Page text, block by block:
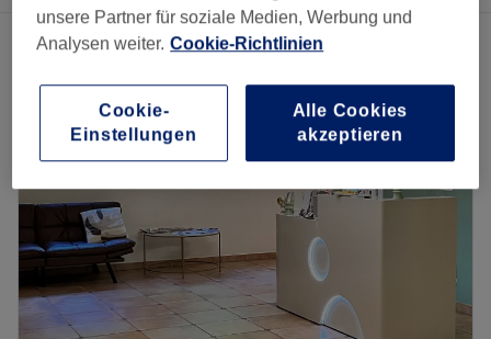
Ein Salon, der anbietet: extras nagelstudio in Pohlheim, Hessen
unsere Partner für soziale Medien, Werbung und
Analysen weiter. Cookie-Richtlinien
Cookie-
Einstellungen
Alle Cookies
akzeptieren